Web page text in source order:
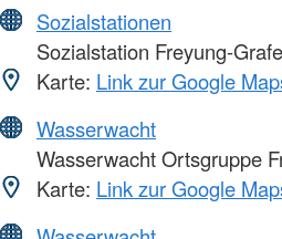
Sozialstationen
Sozialstation Freyung-
Karte: Link zur Google
Wasserwacht
Wasserwacht Ortsgruppe
Karte: Link zur Google